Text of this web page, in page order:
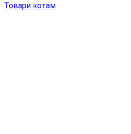
Товари котам